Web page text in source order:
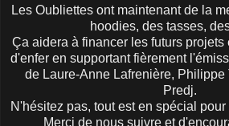
Les Oubliettes ont maintenant de la
hoodies, des tasses,
Ça aidera à financer les futurs projets
d'enfer en supportant fièrement
de Laure-Anne Lafrenière, Philippe
Predj.
N'hésitez pas, tout est en spécial
Merci de nous suivre et